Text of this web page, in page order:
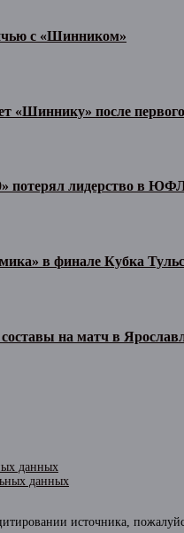
с «Шинником»
«Шиннику» после
потерял лидерство в
в финале Кубка
на матч в
данных
данных
источника,